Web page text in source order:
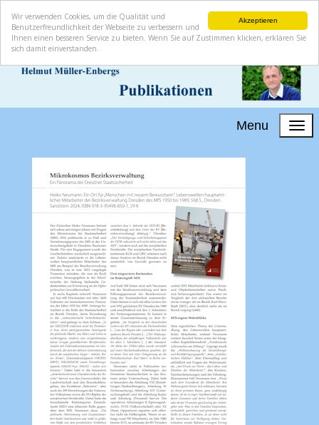
Akzeptieren
Wir verwenden Cookies, um die Qualität und
Benutzerfreundlichkeit der Webseite zu verbessern und
Ihnen einen besseren Service zu bieten. Wenn Sie auf Zustimmen klicken, erklären Sie
sich damit einverstanden.
Menu